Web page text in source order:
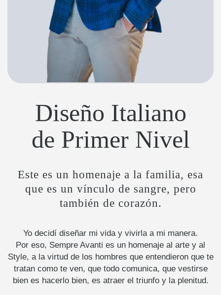
Diseño Italiano
de Primer Nivel
Este es un homenaje a la familia, esa
que es un vínculo de sangre, pero
también de corazón.
Yo decidí diseñar mi vida y vivirla a mi manera.
Por eso, Sempre Avanti es un homenaje al arte y al
Style, a la virtud de los hombres que entendieron que te
tratan como te ven, que todo comunica, que vestirse
bien es hacerlo bien, es atraer el triunfo y la plenitud.